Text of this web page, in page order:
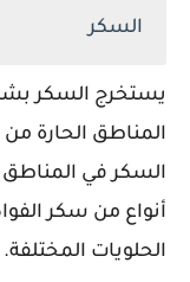
السكر
يستخرج السكر
المناطق الحارة
السكر في المناطق
أنواع من سكر
الحلويات المختلفة.